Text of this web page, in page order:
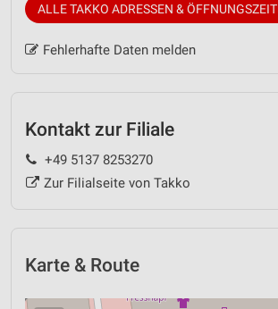
ALLE TAKKO ADRESSEN &
Fehlerhafte Daten melden
Kontakt zur Filiale
+49 5137 8253270
Zur Filialseite von Takko
Karte & Route